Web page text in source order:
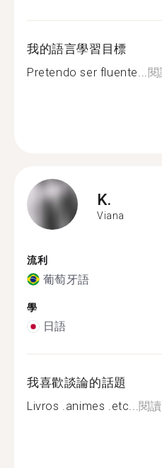
我的語言學習目標
Pretendo ser fluente...閱
K.
Viana
流利
葡萄牙語
學
日語
我喜歡談論的話題
Livros .animes .etc...閱